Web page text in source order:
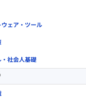
ェア・ツール
社会人基礎